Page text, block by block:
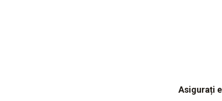
Asigurați